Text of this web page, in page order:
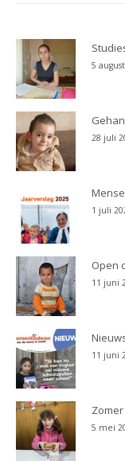
5
28 juli
1 juli
Open
11 juni
11 juni
5 mei